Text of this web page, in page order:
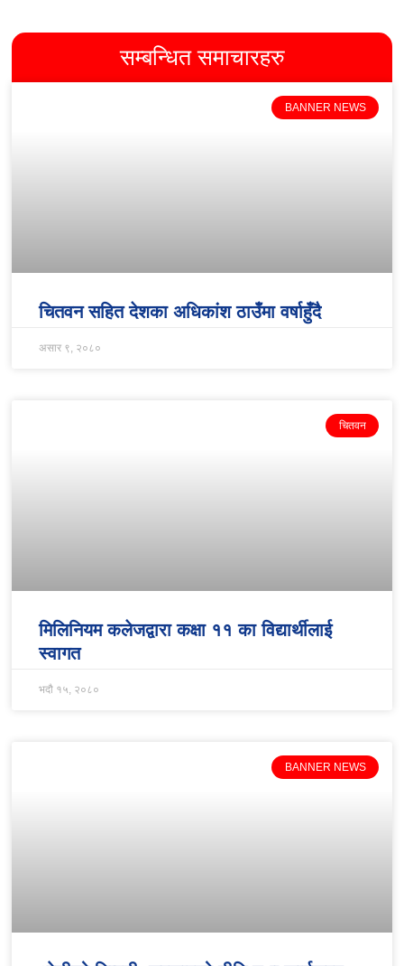
सम्बन्धित समाचारहरु
BANNER NEWS
चितवन सहित देशका अधिकांश ठाउँमा वर्षाहुँदै
असार ९, २०८०
चितवन
मिलिनियम कलेजद्वारा कक्षा ११ का विद्यार्थीलाई
स्वागत
भदौ १५, २०८०
BANNER NEWS